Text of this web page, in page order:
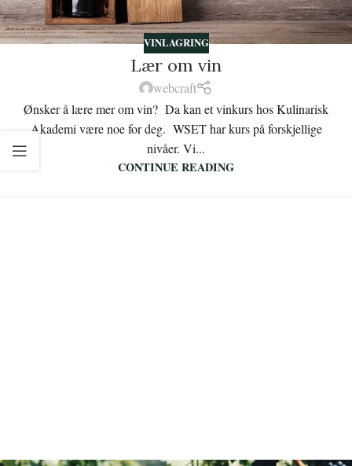
VINLAGRING
Lær om vin
webcraft
Ønsker å lære mer om vin? Da kan et vinkurs hos Kulinarisk
Akademi være noe for deg. WSET har kurs på forskjellige
nivåer. Vi...
CONTINUE READING